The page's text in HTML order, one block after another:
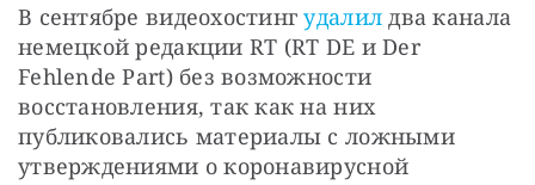
В сентябре видеохостинг удалил два канала
немецкой редакции RT (RT DE и Der
Fehlende Part) без возможности
восстановления, так как на них
публиковались материалы с ложными
утверждениями о коронавирусной